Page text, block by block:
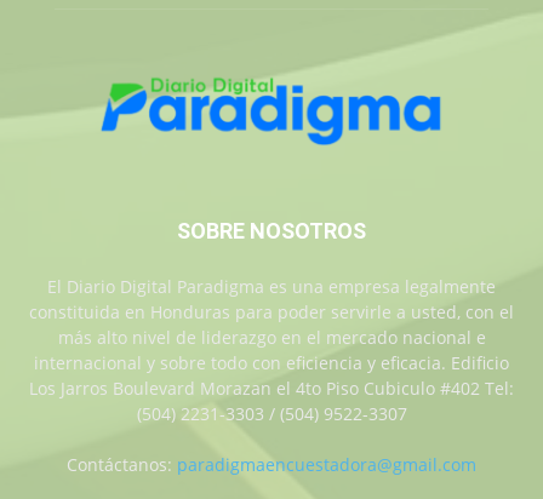
SOBRE NOSOTROS
El Diario Digital Paradigma es una empresa legalmente
constituida en Honduras para poder servirle a usted, con el
más alto nivel de liderazgo en el mercado nacional e
internacional y sobre todo con eficiencia y eficacia. Edificio
Los Jarros Boulevard Morazan el 4to Piso Cubiculo #402 Tel:
(504) 2231-3303 / (504) 9522-3307
Contáctanos: paradigmaencuestadora@gmail.com